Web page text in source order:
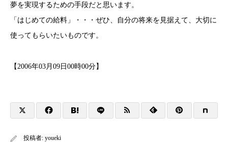
夢を実現するための手段だと思います。
「はじめての給料」・・・ぜひ、自分の将来を見据えて、大切に
使ってもらいたいものです。
【2006年03月09日00時00分】
投稿者: youeki